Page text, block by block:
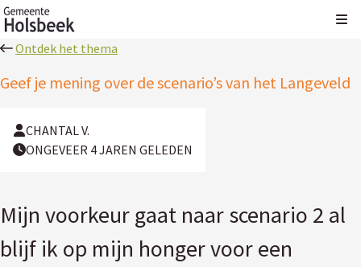
Ontdek het thema
Geef je mening over de scenario’s van het Langeveld
CHANTAL V.
ONGEVEER 4 JAREN GELEDEN
Mijn voorkeur gaat naar scenario 2 al
blijf ik op mijn honger voor een